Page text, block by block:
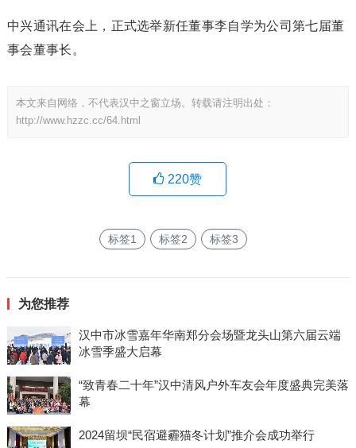
中兴通讯在会上，正式选举新任董事李自学为公司第七届董
事会董事长。
本文来自网络，不代表汉中之窗立场。转载请注明出处：
http://www.hzzc.cc/64.html
220赞
标签1 标签2 标签3
为您推荐
汉中市冰雪嘉年华南郑分会场暨龙头山第六届云端
冰雪季盛大启幕
“致青春二十年”汉中清风户外车友会年度盛典完美落
幕
2024留坝“民宿避霾猫冬计划”推介会成功举行